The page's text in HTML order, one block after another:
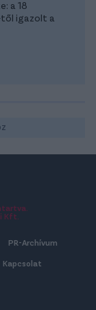
a 18
től igazolt a
Kft.
PR-Archívum
Kapcsolat